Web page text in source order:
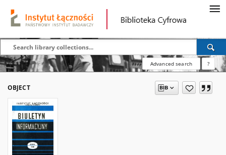
Advanced search ?
OBJECT